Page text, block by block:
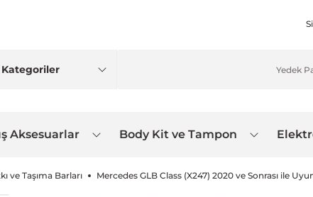
Aksesuarlar Body Kit ve Tampon
ve Taşıma Barları Mercedes GLB Class (X247) 2020 ve Sonrası ile